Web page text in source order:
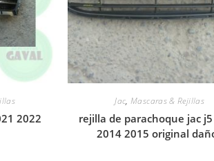
2022
Jac,Mascaras & Rejillas
rejilla de parachoque jac
2014 2015 original